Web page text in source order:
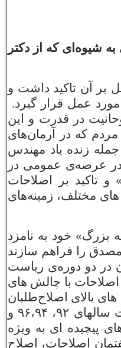
شیوه‌ای که از دکتر
بر آن تاکید داشت و
عمل قرار گیرد.
در قدرت و این
که در آرمان‌های
زنده یاد مهندس
در عرصه‌ی عمومی در
و تاکید بر اصلاحات
مختلف، زمینه‌های
بزرگ» خود به نامزد
را فراهم سازند
در دو دوره‌ی ریاست
اصلاحات با چالش های
بالای اصلاح‌طلبان
سالهای ۹۲، ۹۶،۹۴ و
پیچیده ای به ویژه
اصلاحات، اصلاح